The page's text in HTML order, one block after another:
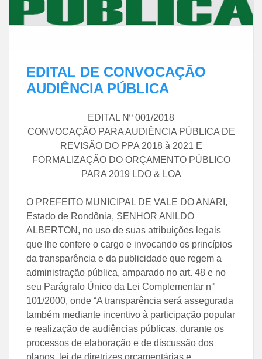
EDITAL DE CONVOCAÇÃO
AUDIÊNCIA PÚBLICA
EDITAL Nº 001/2018
CONVOCAÇÃO PARA AUDIÊNCIA PÚBLICA DE
REVISÃO DO PPA 2018 à 2021 E
FORMALIZAÇÃO DO ORÇAMENTO PÚBLICO
PARA 2019 LDO & LOA
O PREFEITO MUNICIPAL DE VALE DO ANARI,
Estado de Rondônia, SENHOR ANILDO
ALBERTON, no uso de suas atribuições legais
que lhe confere o cargo e invocando os princípios
da transparência e da publicidade que regem a
administração pública, amparado no art. 48 e no
seu Parágrafo Único da Lei Complementar n°
101/2000, onde “A transparência será assegurada
também mediante incentivo à participação popular
e realização de audiências públicas, durante os
processos de elaboração e de discussão dos
planos, lei de diretrizes orçamentárias e